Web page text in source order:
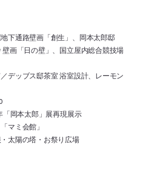
下通路壁画「創生」、岡本太郎邸
画「日の壁」、国立屋内総合競技場
デッブス邸茶室 浴室設計、レーモン
「岡本太郎」展再現展示
マミ会館」
太陽の塔・お祭り広場